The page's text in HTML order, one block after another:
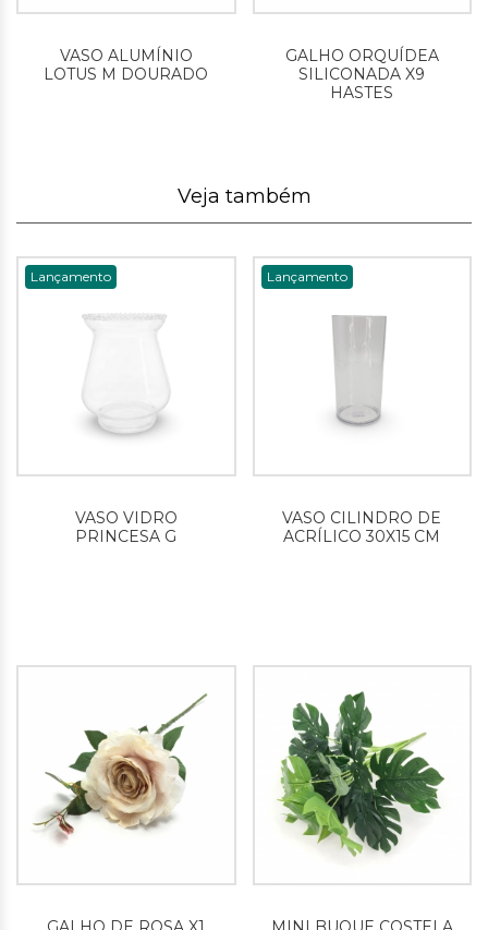
VASO ALUMÍNIO
LOTUS M DOURADO
GALHO ORQUÍDEA
SILICONADA X9
HASTES
Veja também
Lançamento
VASO VIDRO
PRINCESA G
Lançamento
VASO CILINDRO DE
ACRÍLICO 30X15 CM